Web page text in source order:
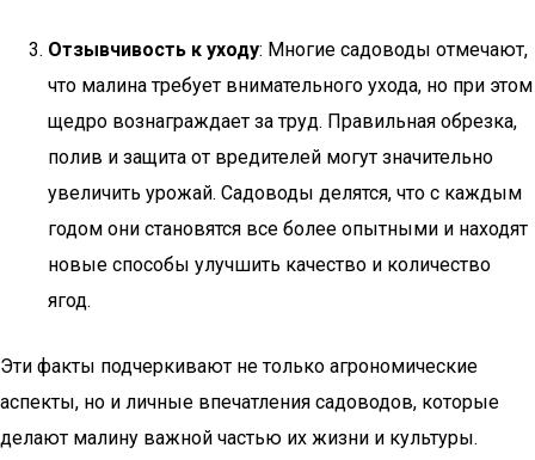
Отзывчивость к уходу: Многие садоводы отмечают,
что малина требует внимательного ухода, но при этом
щедро вознаграждает за труд. Правильная обрезка,
полив и защита от вредителей могут значительно
увеличить урожай. Садоводы делятся, что с каждым
годом они становятся все более опытными и находят
новые способы улучшить качество и количество
ягод.
Эти факты подчеркивают не только агрономические
аспекты, но и личные впечатления садоводов, которые
делают малину важной частью их жизни и культуры.